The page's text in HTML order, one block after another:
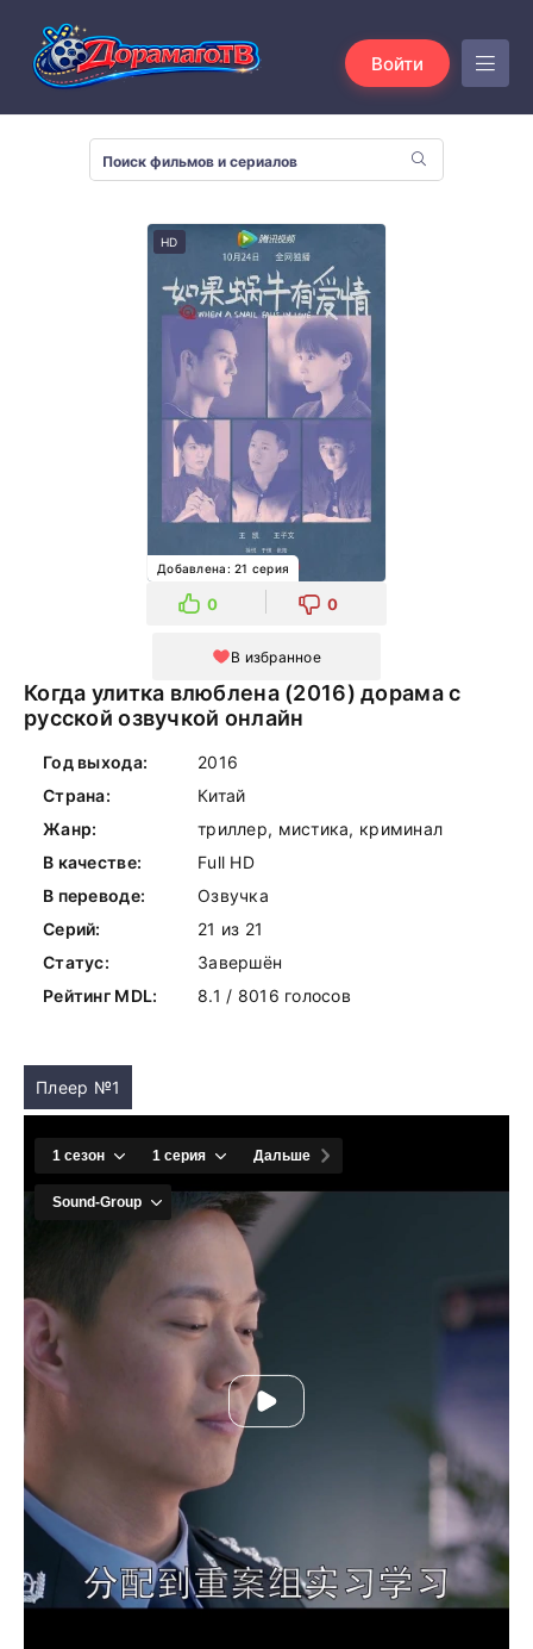
Войти
HD
Добавлена: 21 серия
0 0
В избранное
Когда улитка влюблена (2016) дорама с
русской озвучкой онлайн
Год выхода:
2016
Страна:
Китай
Жанр:
триллер, мистика, криминал
В качестве:
Full HD
В переводе:
Озвучка
Серий:
21 из 21
Статус:
Завершён
Рейтинг MDL:
8.1 / 8016 голосов
Плеер №1